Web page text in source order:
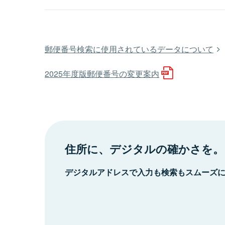
郵便番号検索に使用されているデータについて
2025年度版郵便番号の変更案内
住所に、デジタルの確かさを。
デジタルアドレスで入力も検索もスムーズ